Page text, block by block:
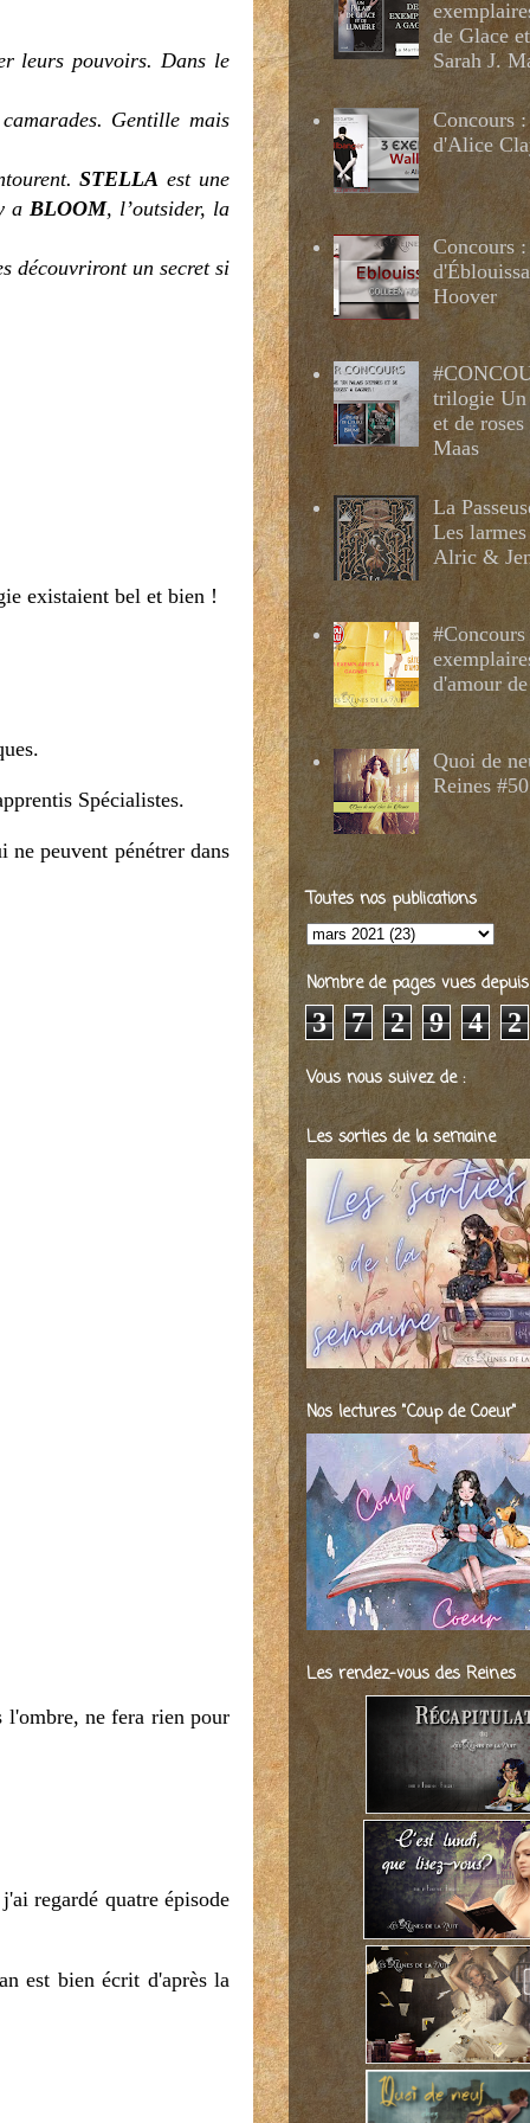
leurs pouvoirs. Dans le
Gentille mais
STELLA est une
a BLOOM, l’outsider, la
découvriront un secret si
existaient bel et bien !
Spécialistes.
peuvent pénétrer dans
l'ombre, ne fera rien pour
regardé quatre épisode
est bien écrit d'après la
de Glace
Sarah J.
Concours
d'Alice
Concours
Hoover
trilogie Un
et de
Maas
La
Les
Alric &
d'amour
Quoi de
Reines #50
Toutes nos publications
Nombre de pages vues depuis
3 7 2 9 4 2
Vous nous suivez de :
Les sorties de la semaine
Nos lectures "Coup de Coeur"
Les rendez-vous des Reines